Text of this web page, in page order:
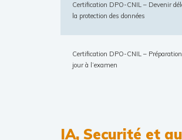
Certification DPO-CNIL – Devenir
la protection des données
Certification DPO-CNIL – Préparation
jour à l’examen
IA, Securité et